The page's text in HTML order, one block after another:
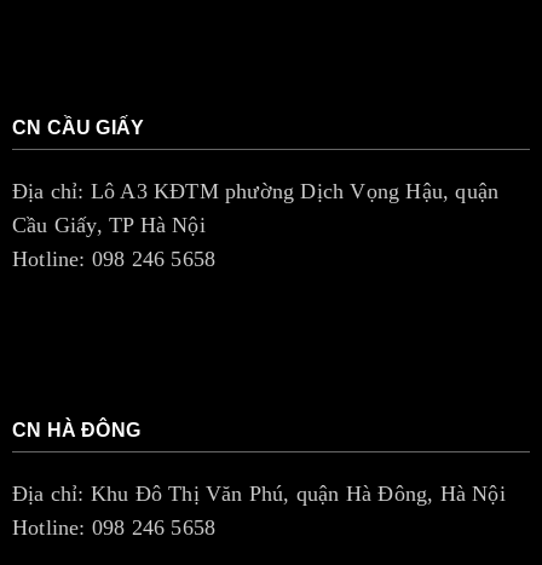
n
i
CN CẦU GIẤY
Địa chỉ: Lô A3 KĐTM phường Dịch Vọng Hậu, quận
Cầu Giấy, TP Hà Nội
Hotline: 098 246 5658
CN HÀ ĐÔNG
Địa chỉ: Khu Đô Thị Văn Phú, quận Hà Đông, Hà Nội
Hotline: 098 246 5658